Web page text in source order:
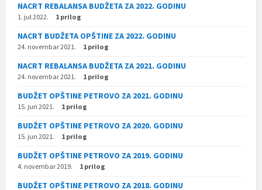
NACRT REBALANSA BUDŽETA ZA 2022. GODINU
1. jul 2022. 1 prilog
NACRT BUDŽETA OPŠTINE ZA 2022. GODINU
24. novembar 2021. 1 prilog
NACRT REBALANSA BUDŽETA ZA 2021. GODINU
24. novembar 2021. 1 prilog
BUDŽET OPŠTINE PETROVO ZA 2021. GODINU
15. jun 2021. 1 prilog
BUDŽET OPŠTINE PETROVO ZA 2020. GODINU
15. jun 2021. 1 prilog
BUDŽET OPŠTINE PETROVO ZA 2019. GODINU
4. novembar 2019. 1 prilog
BUDŽET OPŠTINE PETROVO ZA 2018. GODINU